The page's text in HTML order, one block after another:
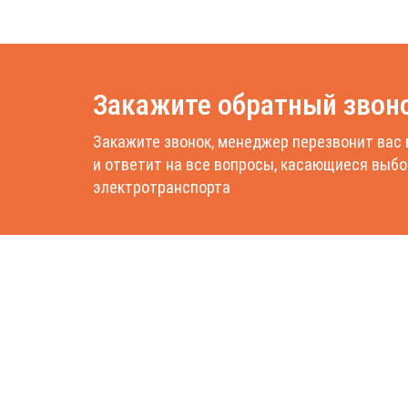
Закажите обратный
и ответит на все вопросы, касающиеся
электротранспорта